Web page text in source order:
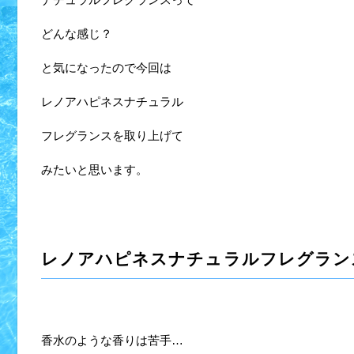
どんな感じ？
と気になったので今回は
レノアハピネスナチュラル
フレグランスを取り上げて
みたいと思います。
レノアハピネスナチュラルフレグラ
香水のような香りは苦手…